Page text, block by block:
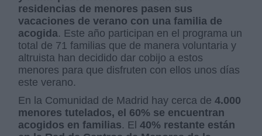
residencias de menores pasen sus
vacaciones de verano con una familia de
acogida. Este año participan en el programa un
total de 71 familias que de manera voluntaria y
altruista han decidido dar cobijo a estos
menores para que disfruten con ellos unos días
este verano.
En la Comunidad de Madrid hay cerca de4.000
menores tutelados, el 60% se encuentran
acogidos en familias. El 40% restante están